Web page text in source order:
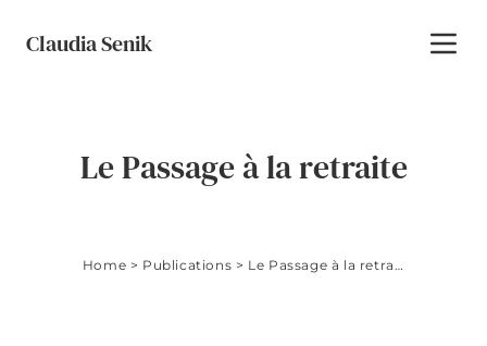
Claudia Senik
Le Passage à la retraite
Home > Publications > Le Passage à la retraite